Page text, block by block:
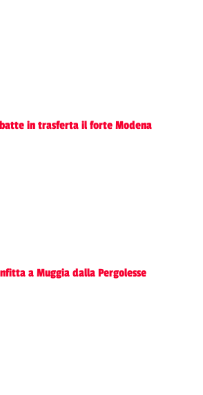
in trasferta il forte Modena
a Muggia dalla Pergolesse